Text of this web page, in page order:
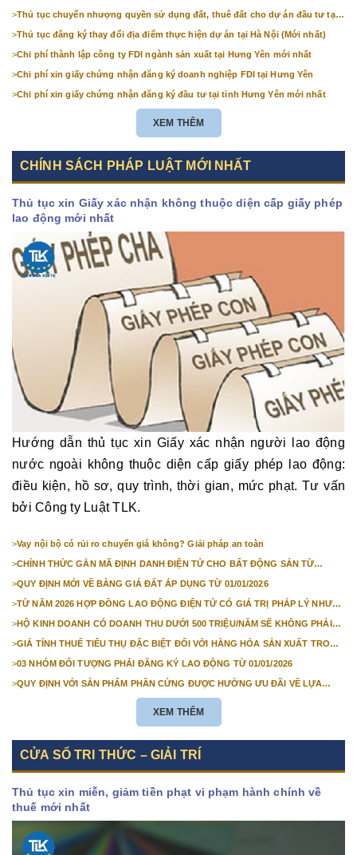
>Thủ tục chuyển nhượng quyền sử dụng đất, thuê đất cho dự án đầu tư tại
>Thủ tục đăng ký thay đổi địa điểm thực hiện dự án tại Hà Nội (Mới nhất)
>Chi phí thành lập công ty FDI ngành sản xuất tại Hưng Yên mới nhất
>Chi phí xin giấy chứng nhận đăng ký doanh nghiệp FDI tại Hưng Yên
>Chi phí xin giấy chứng nhận đăng ký đầu tư tại tỉnh Hưng Yên mới nhất
XEM THÊM
CHÍNH SÁCH PHÁP LUẬT MỚI NHẤT
Thủ tục xin Giấy xác nhận không thuộc diện cấp giấy phép
lao động mới nhất
Hướng dẫn thủ tục xin Giấy xác nhận người lao động
nước ngoài không thuộc diện cấp giấy phép lao động:
điều kiện, hồ sơ, quy trình, thời gian, mức phạt. Tư vấn
bởi Công ty Luật TLK.
>Vay nội bộ có rủi ro chuyển giá không? Giải pháp an toàn
>CHÍNH THỨC GẮN MÃ ĐỊNH DANH ĐIỆN TỬ CHO BẤT ĐỘNG SẢN TỪ
>QUY ĐỊNH MỚI VỀ BẢNG GIÁ ĐẤT ÁP DỤNG TỪ 01/01/2026
>TỪ NĂM 2026 HỢP ĐỒNG LAO ĐỘNG ĐIỆN TỬ CÓ GIÁ TRỊ PHÁP LÝ NHƯ
>HỘ KINH DOANH CÓ DOANH THU DƯỚI 500 TRIỆU/NĂM SẼ KHÔNG PHẢI
>GIÁ TÍNH THUẾ TIÊU THỤ ĐẶC BIỆT ĐỐI VỚI HÀNG HÓA SẢN XUẤT TRONG
>03 NHÓM ĐỐI TƯỢNG PHẢI ĐĂNG KÝ LAO ĐỘNG TỪ 01/01/2026
>QUY ĐỊNH VỚI SẢN PHẨM PHẦN CỨNG ĐƯỢC HƯỞNG ƯU ĐÃI VỀ LỰA
XEM THÊM
CỬA SỔ TRI THỨC – GIẢI TRÍ
Thủ tục xin miễn, giảm tiền phạt vi phạm hành chính về
thuế mới nhất